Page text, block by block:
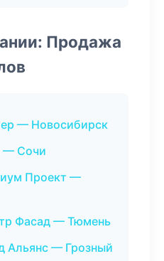
Продажа
— Новосибирск
— Сочи
Проект —
Фасад — Тюмень
Альянс — Грозный